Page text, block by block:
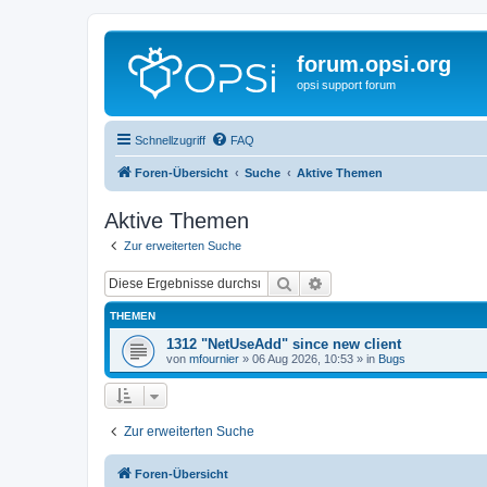
forum.opsi.org
opsi support forum
Schnellzugriff FAQ
Foren-Übersicht Suche Aktive Themen
Aktive Themen
Zur erweiterten Suche
Suche
THEMEN
1312 "NetUseAdd" since new client
von mfournier » 06 Aug 2026, 10:53 » in Bugs
Zur erweiterten Suche
Foren-Übersicht